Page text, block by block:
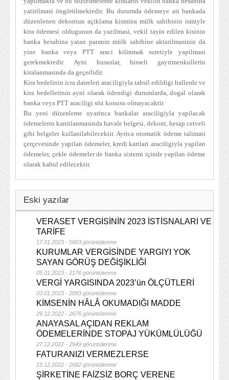
yatirilmasi öngörülmektedir. Bu durumda ödemeye ait bankada
düzenlenen dekontun açiklama kismina mülk sahibinin ismiyle
kira ödemesi oldugunun da yazilmasi, vekil tayin edilen kisinin
banka hesabina yatan paranin mülk sahibine aktarilmasinin da
yine banka veya PTT araci kilinmak suretiyle yapilmasi
gerekmektedir. Ayni hususlar, hisseli gayrimenkullerin
kiralanmasinda da geçerlidir.
Kira bedelinin icra daireleri araciligiyla tahsil edildigi hallerde ve
kira bedellerinin ayni olarak ödendigi durumlarda, dogal olarak
banka veya PTT araciligi söz konusu olmayacaktir.
Bu yeni düzenleme uyarinca bankalar araciligiyla yapilacak
ödemelerin kanitlanmasinda havale belgesi, dekont, hesap cetveli
gibi belgeler kullanilabilecektir. Ayrica otomatik ödeme talimati
çerçevesinde yapilan ödemeler, kredi kartlari araciligiyla yapilan
ödemeler, çekle ödemeler de banka sistemi içinde yapilan ödeme
olarak kabul edilecektir.
Eski yazılar
VERASET VERGİSİNİN 2023 İSTİSNALARI VE
TARİFE
17.01.2023 - 5683 görüntülenme
KURUMLAR VERGİSİNDE YARGIYI YOK
SAYAN GÖRÜŞ DEĞİŞİKLİĞİ
05.01.2023 - 2176 görüntülenme
VERGİ YARGISINDA 2023’ün ÖLÇÜTLERİ
03.01.2023 - 2093 görüntülenme
KİMSENİN HÂLÂ OKUMADIĞI MADDE
29.12.2022 - 2676 görüntülenme
ANAYASAL AÇIDAN REKLAM
ÖDEMELERİNDE STOPAJ YÜKÜMLÜLÜĞÜ
27.12.2022 - 2949 görüntülenme
FATURANIZI VERMEZLERSE
15.12.2022 - 2682 görüntülenme
ŞİRKETİNE FAİZSİZ BORÇ VERENE